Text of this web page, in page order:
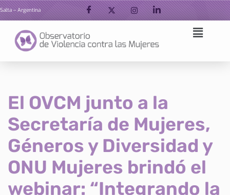
contenido
Salta – Argentina
El OVCM junto a la
Secretaría de Mujeres,
Géneros y Diversidad y
ONU Mujeres brindó el
webinar: “Integrando la